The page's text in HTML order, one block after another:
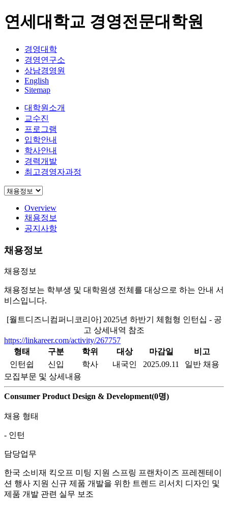
연세대학교 경영전문대학원
경영대학
경영연구소
상남경영원
English
Sitemap
대학원소개
교수진
프로그램
입학안내
학사안내
경력개발
최고경영자과정
Overview
채용정보
공지사항
채용정보
채용정보
채용정보는 학부생 및 대학원생 전체를 대상으로 하는 안내 서
비스입니다.
[월트디즈니컴퍼니코리아] 2025년 하반기 체험형 인턴십 - 공
고 상세내역 참조
https://linkareer.com/activity/267757
형태
구분 학위 대상 마감일
비고
인턴쉽
신입 학사 내국인 2025.09.11
일반 채용
모집부문 및 상세내용
Consumer Product Design & Development(0명)
채용 형태
- 인턴
담당업무
한국 소비재 킥오프 미팅 지원 스프링 프랜차이즈 프레젠테이
션 행사 지원 신규 제품 개발을 위한 트렌드 리서치 디자인 및
제품 개발 관련 실무 보조